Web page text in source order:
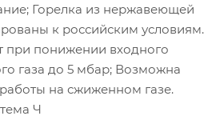
Горелка из нержавеющей
к российским условиям.
при понижении входного
газа до 5 мбар; Возможна
на сжиженном газе.
Ч